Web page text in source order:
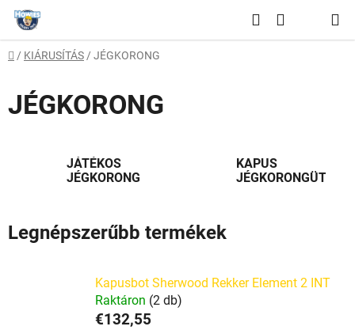
Ugrás
fő
tartalomhoz
Keresés
Kezdőlap
/ KIÁRUSÍTÁS / JÉGKORONG
JÉGKORONG
JÁTÉKOS
JÉGKORONG
KAPUS
JÉGKORONGÜTÖK
Legnépszerűbb termékek
Kapusbot Sherwood Rekker Element 2 INT
Raktáron (2 db)
€132,55